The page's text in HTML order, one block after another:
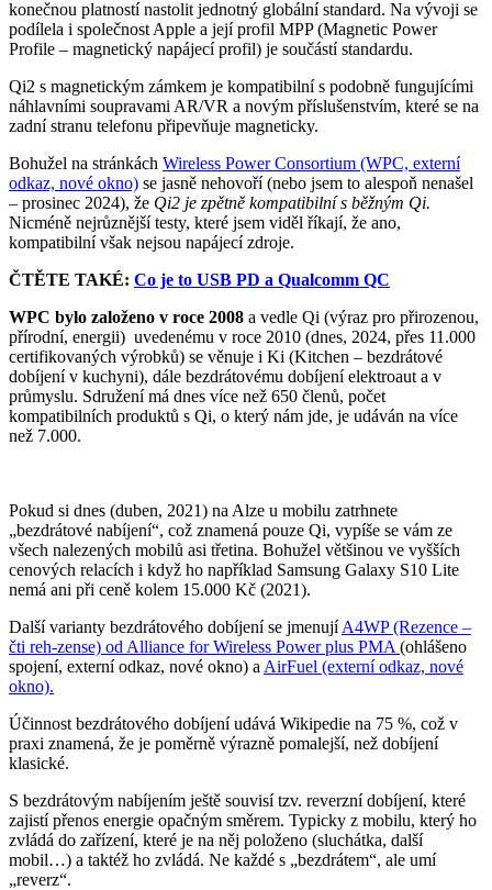
konečnou platností nastolit jednotný globální standard. Na vývoji se
podílela i společnost Apple a její profil MPP (Magnetic Power
Profile – magnetický napájecí profil) je součástí standardu.
Qi2 s magnetickým zámkem je kompatibilní s podobně fungujícími
náhlavními soupravami AR/VR a novým příslušenstvím, které se na
zadní stranu telefonu připevňuje magneticky.
Bohužel na stránkách Wireless Power Consortium (WPC, externí
odkaz, nové okno) se jasně nehovoří (nebo jsem to alespoň nenašel
– prosinec 2024), že Qi2 je zpětně kompatibilní s běžným Qi.
Nicméně nejrůznější testy, které jsem viděl říkají, že ano,
kompatibilní však nejsou napájecí zdroje.
ČTĚTE TAKÉ: Co je to USB PD a Qualcomm QC
WPC bylo založeno v roce 2008 a vedle Qi (výraz pro přirozenou,
přírodní, energii) uvedenému v roce 2010 (dnes, 2024, přes 11.000
certifikovaných výrobků) se věnuje i Ki (Kitchen – bezdrátové
dobíjení v kuchyni), dále bezdrátovému dobíjení elektroaut a v
průmyslu. Sdružení má dnes více než 650 členů, počet
kompatibilních produktů s Qi, o který nám jde, je udáván na více
než 7.000.
Pokud si dnes (duben, 2021) na Alze u mobilu zatrhnete
„bezdrátové nabíjení“, což znamená pouze Qi, vypíše se vám ze
všech nalezených mobilů asi třetina. Bohužel většinou ve vyšších
cenových relacích i když ho například Samsung Galaxy S10 Lite
nemá ani při ceně kolem 15.000 Kč (2021).
Další varianty bezdrátového dobíjení se jmenujíA4WP (Rezence –
čti reh-zense) od Alliance for Wireless Power plus PMA (ohlášeno
spojení, externí odkaz, nové okno) a AirFuel (externí odkaz, nové
okno).
Účinnost bezdrátového dobíjení udává Wikipedie na 75 %, což v
praxi znamená, že je poměrně výrazně pomalejší, než dobíjení
klasické.
S bezdrátovým nabíjením ještě souvisí tzv. reverzní dobíjení, které
zajistí přenos energie opačným směrem. Typicky z mobilu, který ho
zvládá do zařízení, které je na něj položeno (sluchátka, další
mobil…) a taktéž ho zvládá. Ne každé s „bezdrátem“, ale umí
„reverz“.